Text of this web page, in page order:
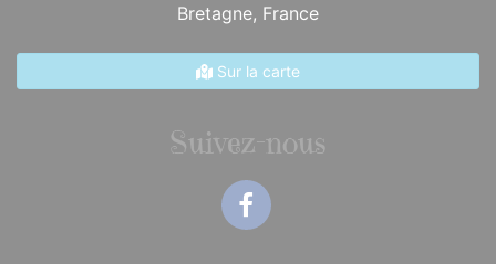
Bretagne, France
Sur la carte
Suivez-nous